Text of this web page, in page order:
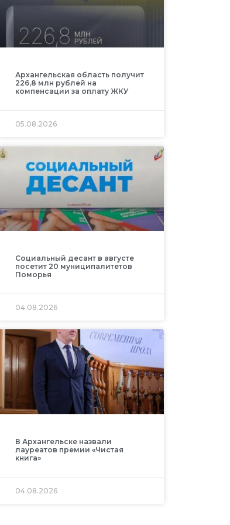
Архангельская область получит
226,8 млн рублей на
компенсации за оплату ЖКУ
05.08.2026
Социальный десант в августе
посетит 20 муниципалитетов
Поморья
04.08.2026
В Архангельске назвали
лауреатов премии «Чистая
книга»
04.08.2026